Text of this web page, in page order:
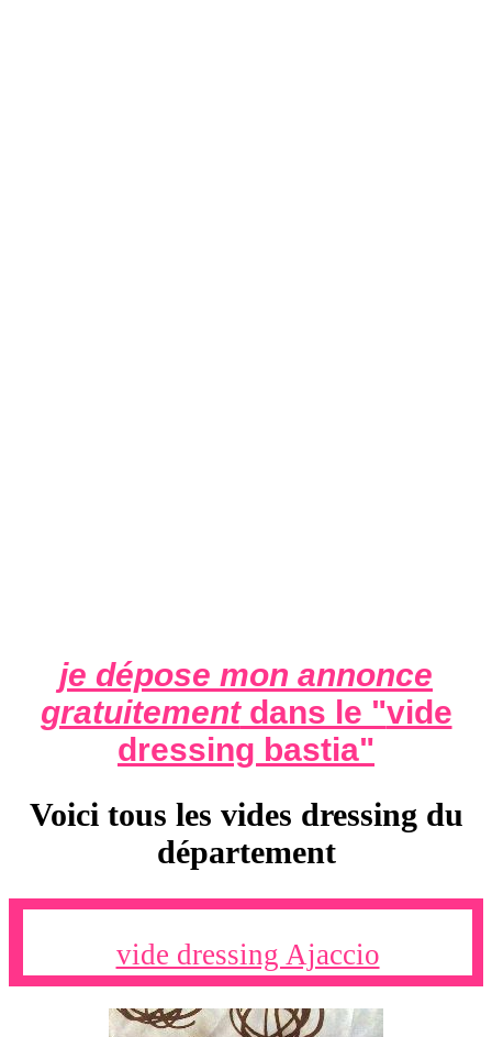
je dépose mon annonce
gratuitementdans le "vide
dressing bastia"
Voici tous les vides dressing du
département
vide dressing Ajaccio